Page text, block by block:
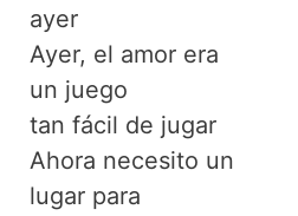
ayer
Ayer, el amor era
un juego
tan fácil de jugar
Ahora necesito un
lugar para